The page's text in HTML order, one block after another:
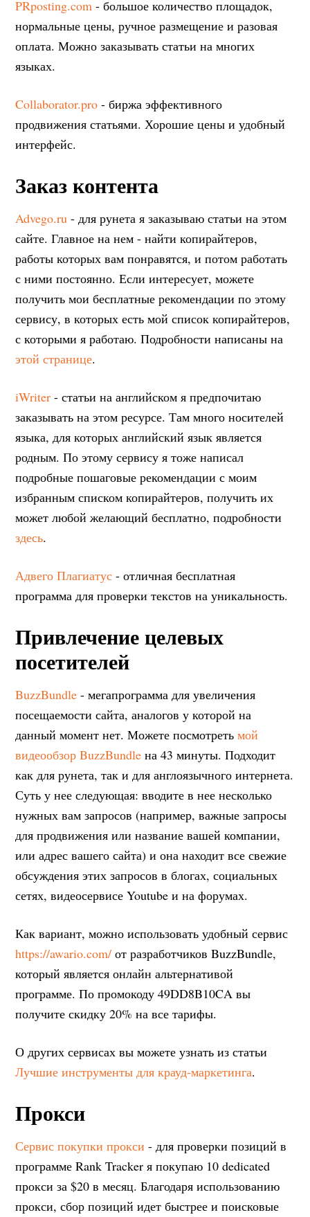
PRposting.com - большое количество площадок,
нормальные цены, ручное размещение и разовая
оплата. Можно заказывать статьи на многих
языках.
Collaborator.pro - биржа эффективного
продвижения статьями. Хорошие цены и удобный
интерфейс.
Заказ контента
Advego.ru - для рунета я заказываю статьи на этом
сайте. Главное на нем - найти копирайтеров,
работы которых вам понравятся, и потом работать
с ними постоянно. Если интересует, можете
получить мои бесплатные рекомендации по этому
сервису, в которых есть мой список копирайтеров,
с которыми я работаю. Подробности написаны на
этой странице.
iWriter - статьи на английском я предпочитаю
заказывать на этом ресурсе. Там много носителей
языка, для которых английский язык является
родным. По этому сервису я тоже написал
подробные пошаговые рекомендации с моим
избранным списком копирайтеров, получить их
может любой желающий бесплатно, подробности
здесь.
Адвего Плагиатус - отличная бесплатная
программа для проверки текстов на уникальность.
Привлечение целевых
посетителей
BuzzBundle - мегапрограмма для увеличения
посещаемости сайта, аналогов у которой на
данный момент нет. Можете посмотретьмой
видеообзор BuzzBundle на 43 минуты. Подходит
как для рунета, так и для англоязычного интернета.
Суть у нее следующая: вводите в нее несколько
нужных вам запросов (например, важные запросы
для продвижения или название вашей компании,
или адрес вашего сайта) и она находит все свежие
обсуждения этих запросов в блогах, социальных
сетях, видеосервисе Youtube и на форумах.
Как вариант, можно использовать удобный сервис
https://awario.com/ от разработчиков BuzzBundle,
который является онлайн альтернативой
программе. По промокоду 49DD8B10CA вы
получите скидку 20% на все тарифы.
О других сервисах вы можете узнать из статьи
Лучшие инструменты для крауд-маркетинга.
Прокси
Сервис покупки прокси - для проверки позиций в
программе Rank Tracker я покупаю 10 dedicated
прокси за $20 в месяц. Благодаря использованию
прокси, сбор позиций идет быстрее и поисковые